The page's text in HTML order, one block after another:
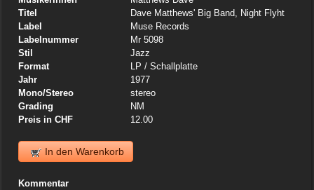
Titel
Dave Matthews' Big Band, Night Flyht
Label
Muse Records
Labelnummer
Mr 5098
Stil
Jazz
Format
LP / Schallplatte
Jahr
1977
Mono/Stereo
stereo
Grading
NM
Preis in CHF
12.00
In den Warenkorb
Kommentar